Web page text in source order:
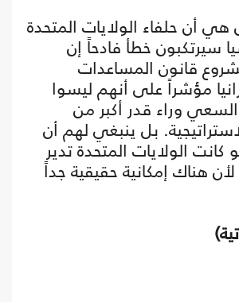
أن حلفاء الولايات المتحدة
سيرتكبون خطأ فادحاً إن
مشروع قانون المساعدات
مؤشراً على أنهم ليسوا
وراء قدر أكبر من
بل ينبغي لهم أن
كانت الولايات المتحدة تدير
هناك إمكانية حقيقية جداً